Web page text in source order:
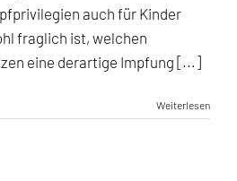
auch für Kinder
fraglich ist, welchen
eine derartige Impfung [...]
Weiterlesen